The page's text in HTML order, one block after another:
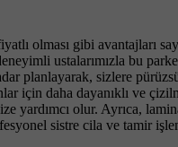
olması gibi avantajları
ustalarımızla bu
planlayarak, sizlere
için daha dayanıklı ve
yardımcı olur. Ayrıca,
sistre cila ve tamir